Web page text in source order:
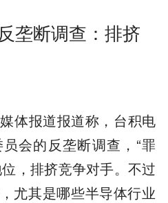
垄断调查：排挤
体报道报道称，台积电
会的反垄断调查，“罪
，排挤竞争对手。不过
尤其是哪些半导体行业